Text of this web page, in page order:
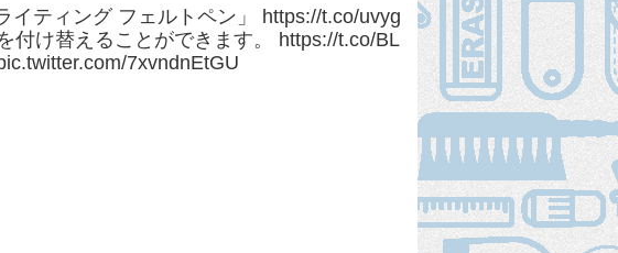
ティング フェルトペン」 https://t.co/uvyg
け替えることができます。 https://t.co/BL
7xvndnEtGU